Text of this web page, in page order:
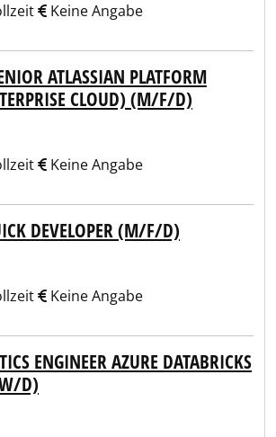
Keine Angabe
ATLASSIAN PLATFORM
CLOUD) (M/F/D)
Keine Angabe
DEVELOPER (M/F/D)
Keine Angabe
ENGINEER AZURE DATABRICKS
D)